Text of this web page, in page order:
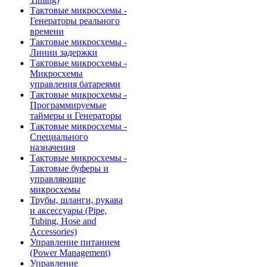
Тактовые микросхемы -
Генераторы реального
времени
Тактовые микросхемы -
Линии задержки
Тактовые микросхемы -
Микросхемы
управления батареями
Тактовые микросхемы -
Программируемые
таймеры и Генераторы
Тактовые микросхемы -
Специального
назначения
Тактовые микросхемы -
Тактовые буферы и
управляющие
микросхемы
Трубы, шланги, рукава
и аксессуары (Pipe,
Tubing, Hose and
Accessories)
Управление питанием
(Power Management)
Управление